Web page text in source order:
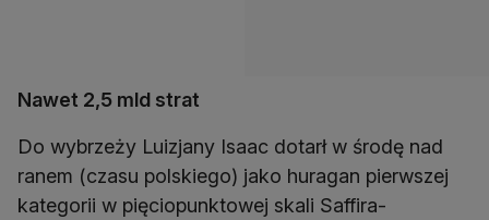
Nawet 2,5 mld strat
Do wybrzeży Luizjany Isaac dotarł w środę nad
ranem (czasu polskiego) jako huragan pierwszej
kategorii w pięciopunktowej skali Saffira-